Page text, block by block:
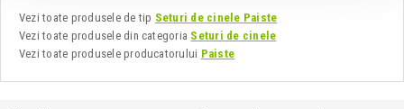
Vezi toate produsele de tip Seturi de cinele Paiste
Vezi toate produsele din categoria Seturi de cinele
Vezi toate produsele producatorului Paiste